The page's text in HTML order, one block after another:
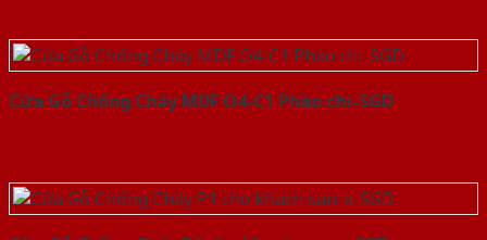
Cửa Gỗ Chống Cháy MDF O4-C1 Phào chi-SGD